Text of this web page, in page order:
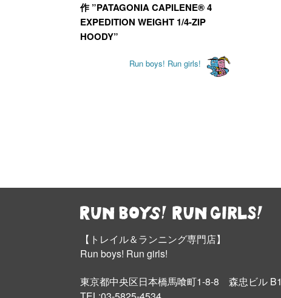
作 ”PATAGONIA CAPILENE® 4
EXPEDITION WEIGHT 1/4-ZIP
HOODY”
Run boys! Run girls!
【トレイル＆ランニング専門店】
Run boys! Run girls!
東京都中央区日本橋馬喰町1-8-8 森忠ビル B1